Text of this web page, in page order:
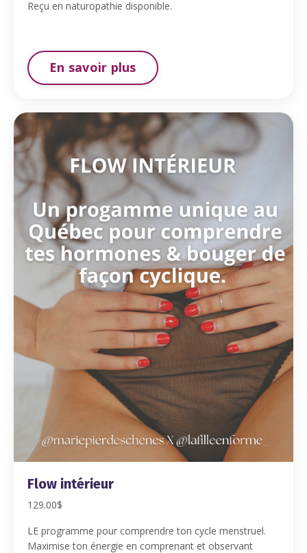
Reçu en naturopathie disponible.
En savoir plus
Flow intérieur
129.00$
LE programme pour comprendre ton cycle menstruel.
Maximise ton énergie en comprenant et observant